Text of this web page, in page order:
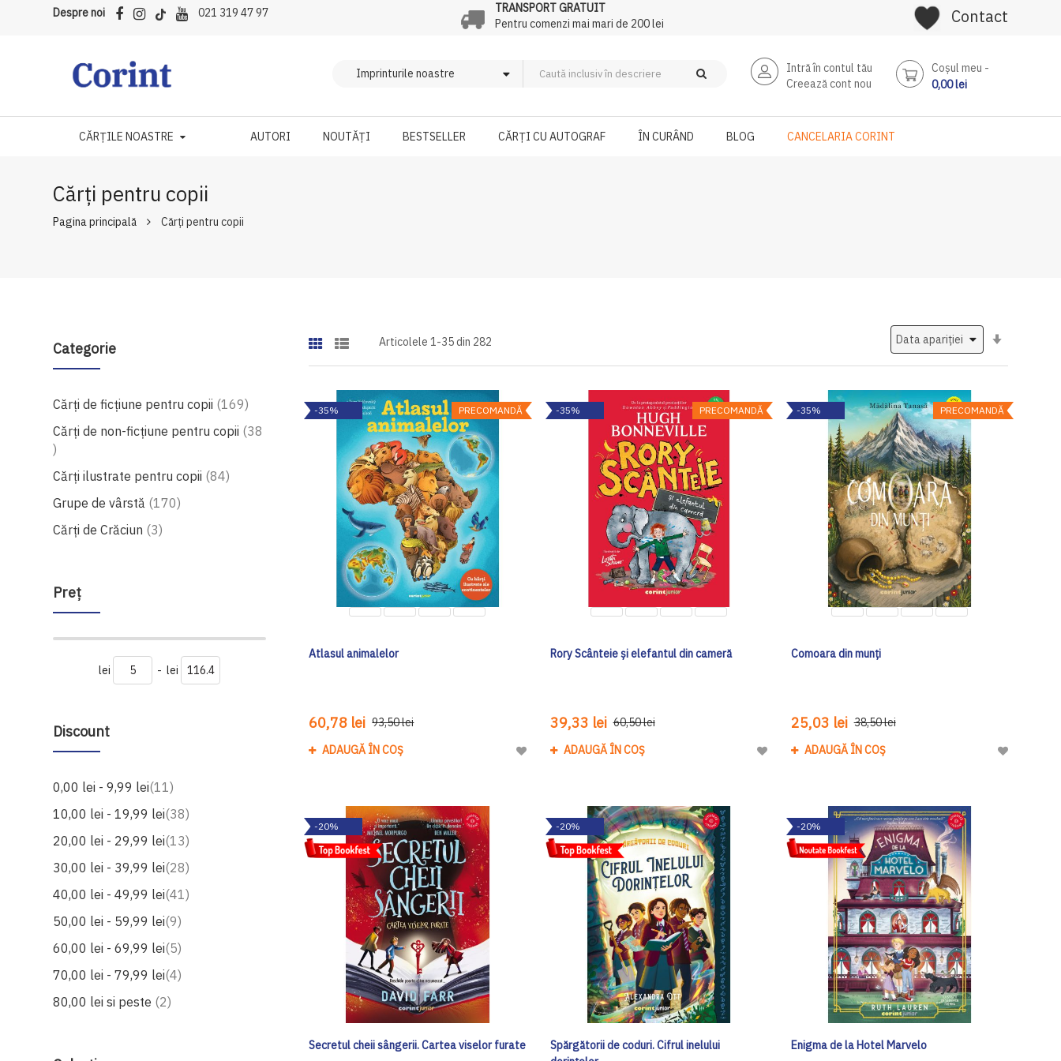
Despre noi 021 319 47 97
TRANSPORT GRATUIT
Pentru comenzi mai mari de 200 lei
Contact
Intră în contul tău
Creează cont nou
Coşul meu
0,00 lei
CĂRȚILE NOASTRE AUTORI NOUTĂȚI BESTSELLER CĂRȚI CU AUTOGRAF ÎN CURÂND BLOG CANCELARIA CORINT
Cărți pentru copii
Pagina principală Cărți pentru copii
Categorie
Cărți de ficțiune pentru copii 169produse
Cărți de non-ficțiune pentru copii 38
produse
Cărți ilustrate pentru copii 84produse
Grupe de vârstă 170produse
Cărți de Crăciun 3produse
Preţ
lei - lei
Discount
0,00 lei -9,99 lei 11produse
10,00 lei -19,99 lei 38produse
20,00 lei - 29,99 lei 13produse
30,00 lei - 39,99 lei 28produse
40,00 lei -49,99 lei 41produse
50,00 lei - 59,99 lei 9produse
60,00 lei -69,99 lei 5produse
70,00 lei -79,99 lei 4produse
80,00 lei si peste 2produse
Articolele1-35din 282
PRECOMANDĂ
-35%
Atlasul animalelor
60,78 lei 93,50 lei
ADAUGĂ ÎN COȘ
Adaugă
Dorinte
PRECOMANDĂ
-35%
Rory Scânteie și elefantul din cameră
39,33 lei 60,50 lei
ADAUGĂ ÎN COȘ
Adaugă
Dorinte
PRECOMANDĂ
-35%
Comoara din munți
25,03 lei 38,50 lei
ADAUGĂ ÎN COȘ
Adaugă
-20%
Secretul cheii sângerii. Cartea viselor furate
-20%
Spărgătorii de coduri. Cifrul inelului
-20%
Enigma de la Hotel Marvelo